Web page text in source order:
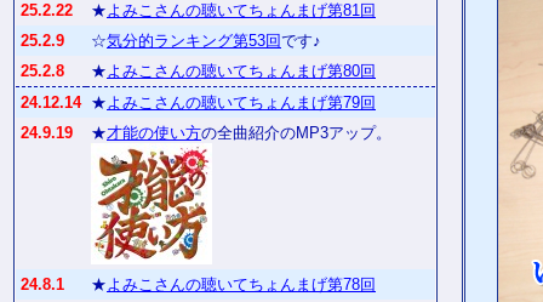
25.2.22
★よみこさんの聴いてちょんまげ第81回
25.2.9
☆気分的ランキング第53回です♪
25.2.8
★よみこさんの聴いてちょんまげ第80回
24.12.14 ★よみこさんの聴いてちょんまげ第79回
24.9.19
★才能の使い方の全曲紹介のMP3アップ。
24.8.1 ★よみこさんの聴いてちょんまげ第78回